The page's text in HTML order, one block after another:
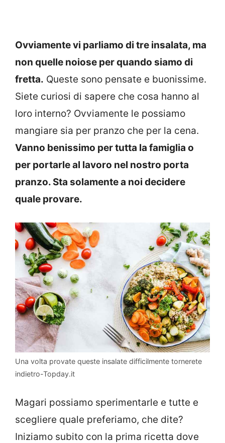
Ovviamente vi parliamo di tre insalata, ma
non quelle noiose per quando siamo di
fretta. Queste sono pensate e buonissime.
Siete curiosi di sapere che cosa hanno al
loro interno? Ovviamente le possiamo
mangiare sia per pranzo che per la cena.
Vanno benissimo per tutta la famiglia o
per portarle al lavoro nel nostro porta
pranzo. Sta solamente a noi decidere
quale provare.
Una volta provate queste insalate difficilmente tornerete
indietro-Topday.it
Magari possiamo sperimentarle e tutte e
scegliere quale preferiamo, che dite?
Iniziamo subito con la prima ricetta dove